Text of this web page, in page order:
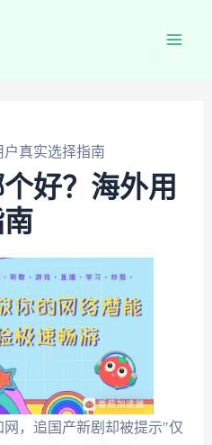
真实选择指南
好？海外用
，追国产新剧却被提示"仅